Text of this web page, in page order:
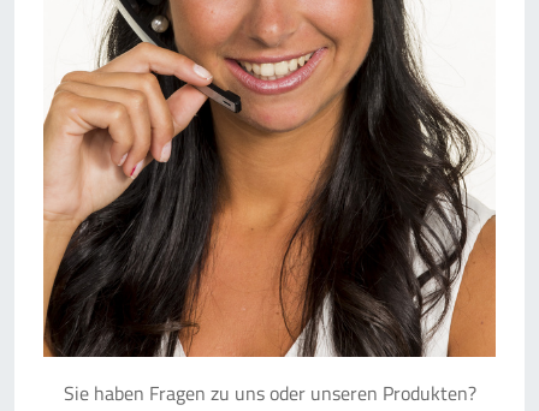
Sie haben Fragen zu uns oder unseren Produkten?